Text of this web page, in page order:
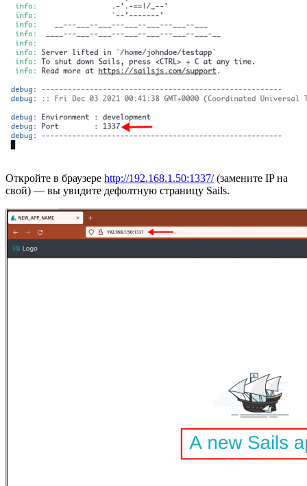
Откройте в браузере http://192.168.1.50:1337/(замените IP на
свой) — вы увидите дефолтную страницу Sails.